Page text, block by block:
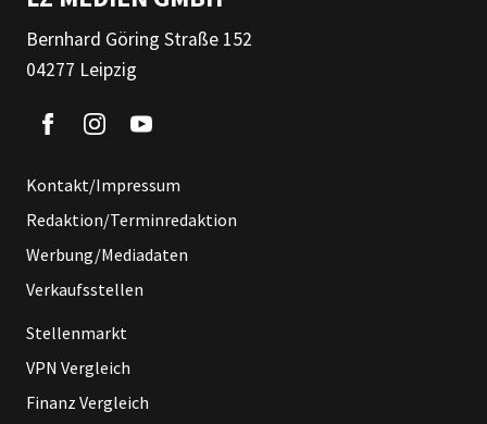
Bernhard Göring Straße 152
04277 Leipzig
Kontakt/Impressum
Redaktion/Terminredaktion
Werbung/Mediadaten
Verkaufsstellen
Stellenmarkt
VPN Vergleich
Finanz Vergleich